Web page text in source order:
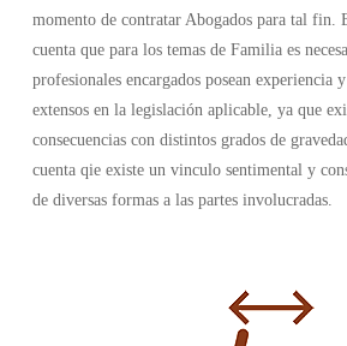
momento de contratar Abogados para tal fin.
cuenta que para los temas de Familia es
profesionales encargados posean experiencia
extensos en la legislación aplicable, ya que
consecuencias con distintos grados de
cuenta qie existe un vinculo sentimental y
de diversas formas a las partes involucradas.